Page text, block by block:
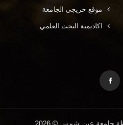
موقع خريجي الجامعة
اكاديمية البحث العلمي
جامعة عين شمس © 2026